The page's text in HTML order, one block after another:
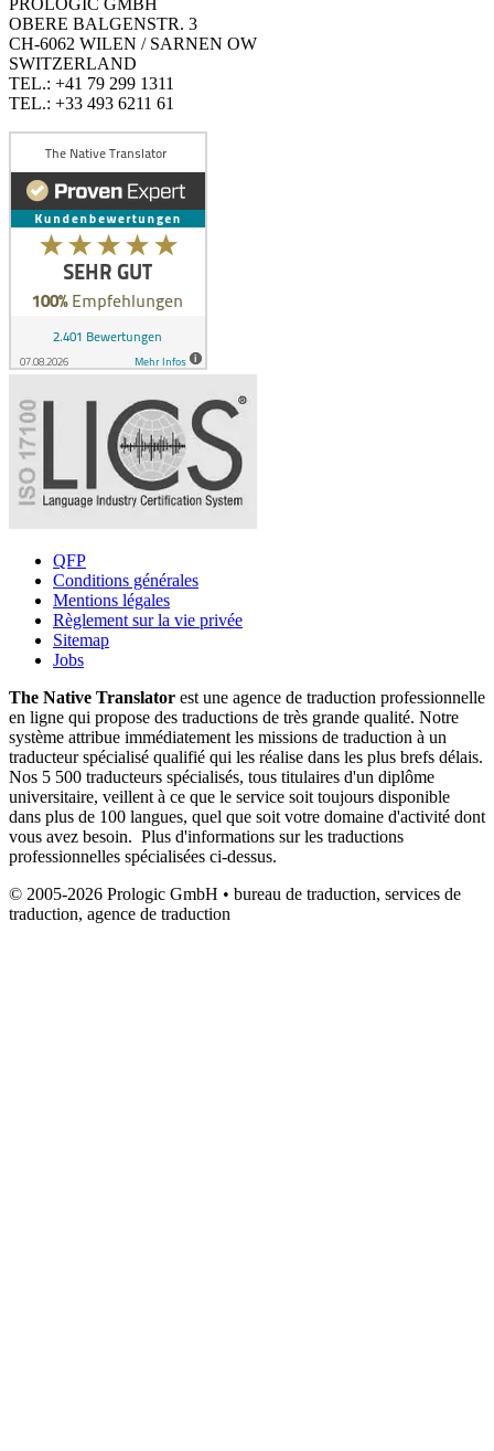
PROLOGIC GMBH
OBERE BALGENSTR. 3
CH-6062 WILEN / SARNEN OW
SWITZERLAND
TEL.: +41 79 299 1311
TEL.: +33 493 6211 61
QFP
Conditions générales
Mentions légales
Règlement sur la vie privée
Sitemap
Jobs
The Native Translator est une agence de traduction professionnelle
en ligne qui propose des traductions de très grande qualité. Notre
système attribue immédiatement les missions de traduction à un
traducteur spécialisé qualifié qui les réalise dans les plus brefs délais.
Nos 5 500 traducteurs spécialisés, tous titulaires d'un diplôme
universitaire, veillent à ce que le service soit toujours disponible
dans plus de 100 langues, quel que soit votre domaine d'activité dont
vous avez besoin. Plus d'informations sur les traductions
professionnelles spécialisées ci-dessus.
© 2005-2026 Prologic GmbH • bureau de traduction, services de
traduction, agence de traduction